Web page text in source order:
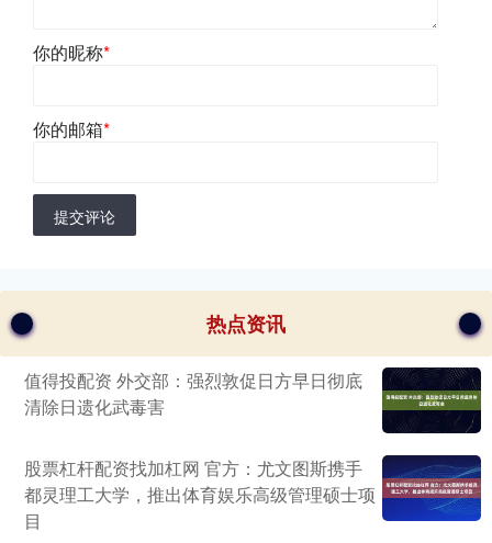
你的昵称*
你的邮箱*
提交评论
热点资讯
值得投配资 外交部：强烈敦促日方早日彻底
清除日遗化武毒害
股票杠杆配资找加杠网 官方：尤文图斯携手
都灵理工大学，推出体育娱乐高级管理硕士项
目